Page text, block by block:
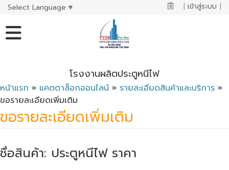
Select Language ▼ | เข้าสู่ระบบ |
โรงงานผลิตประตูหนีไฟ
หน้าแรก » แคตตาล็อกออนไลน์ » รายละเอียดสินค้าและบริการ »
ขอรายละเอียดเพิ่มเติม
ขอรายละเอียดเพิ่มเติม
ชื่อสินค้า: ประตูหนีไฟ ราคา